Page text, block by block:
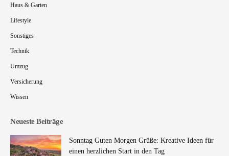
Haus & Garten
Lifestyle
Sonstiges
Technik
Umzug
Versicherung
Wissen
Neueste Beiträge
Sonntag Guten Morgen Grüße: Kreative Ideen für
einen herzlichen Start in den Tag